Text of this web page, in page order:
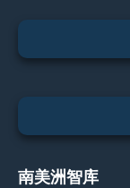
南美洲智库